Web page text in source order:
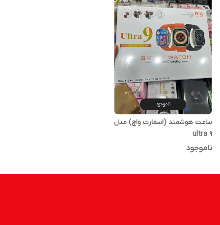
ناموجود
ساعت هوشمند (اسمارت واچ) مدل
ultra 9
ناموجود